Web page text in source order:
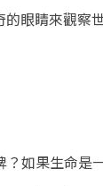
的眼睛來觀
如果生命